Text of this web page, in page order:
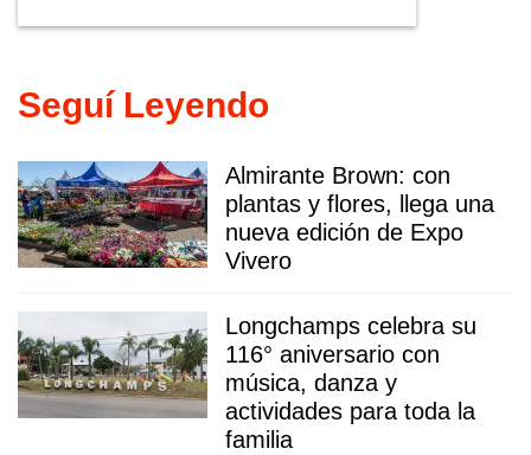
Seguí Leyendo
Almirante Brown: con
plantas y flores, llega una
nueva edición de Expo
Vivero
Longchamps celebra su
116° aniversario con
música, danza y
actividades para toda la
familia